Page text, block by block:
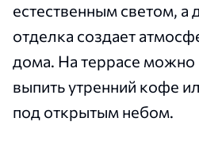
естественным светом, а
отделка создает
дома. На террасе можно
выпить утренний кофе
под открытым небом.